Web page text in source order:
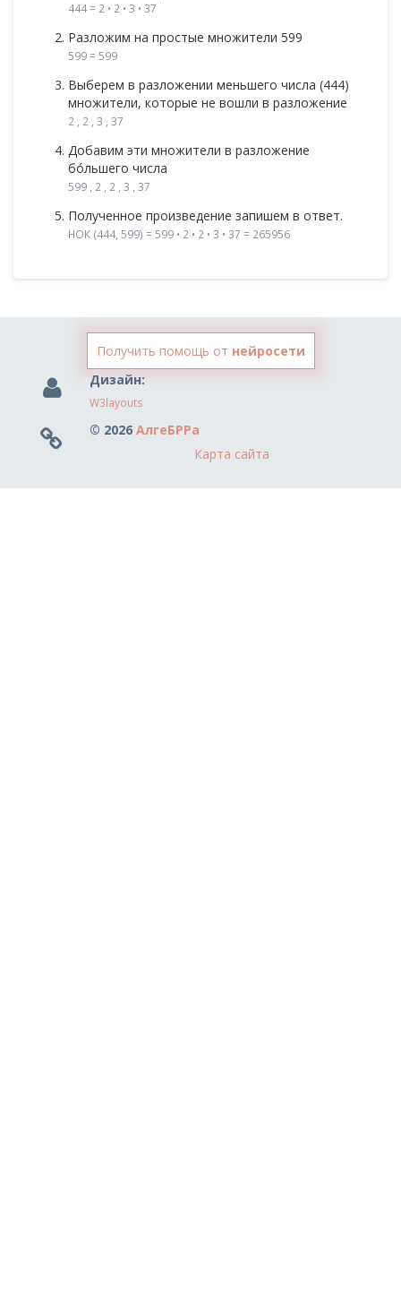
444 = 2 • 2 • 3 • 37
Разложим на простые множители 599
599 = 599
Выберем в разложении меньшего числа (444)
множители, которые не вошли в разложение
2 , 2 , 3 , 37
Добавим эти множители в разложение
бóльшего числа
599 , 2 , 2 , 3 , 37
Полученное произведение запишем в ответ.
НОК (444, 599) = 599 • 2 • 2 • 3 • 37 = 265956
Получить помощь от нейросети
Дизайн:
W3layouts
© 2026 АлгеБРРа
Карта сайта